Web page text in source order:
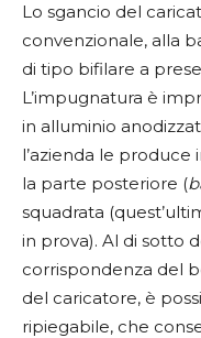
Lo sgancio del
convenzionale, alla
di tipo bifilare a
L’impugnatura è
in alluminio
l’azienda le produce
la parte posteriore (
squadrata
in prova). Al di sotto
corrispondenza del
del caricatore, è
ripiegabile, che